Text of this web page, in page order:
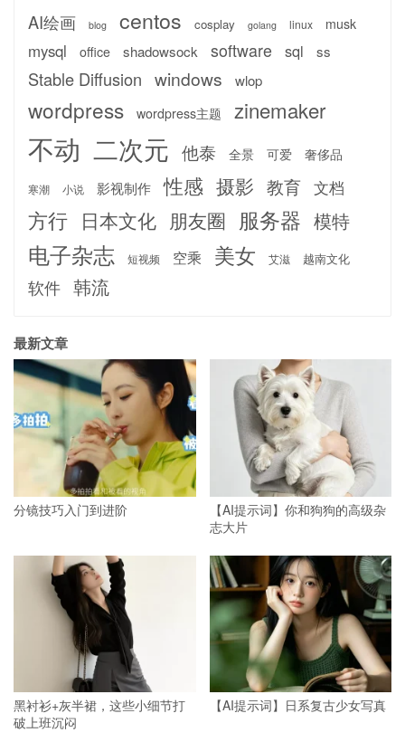
AI绘画 blog centos cosplay golang linux musk
mysql office shadowsock software sql ss
Stable Diffusion windows wlop
wordpress wordpress主题 zinemaker
不动 二次元 他泰 全景 可爱 奢侈品
寒潮 小说 影视制作 性感 摄影 教育 文档
方行 日本文化 朋友圈 服务器 模特
电子杂志 短视频 空乘 美女 艾滋 越南文化
软件 韩流
最新文章
分镜技巧入门到进阶
【AI提示词】你和狗狗的高级杂
志大片
黑衬衫+灰半裙，这些小细节打
破上班沉闷
【AI提示词】日系复古少女写真